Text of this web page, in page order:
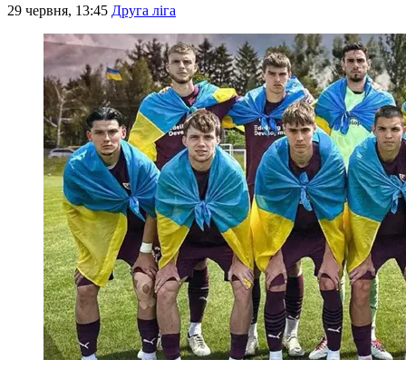
29 червня, 13:45 Друга ліга